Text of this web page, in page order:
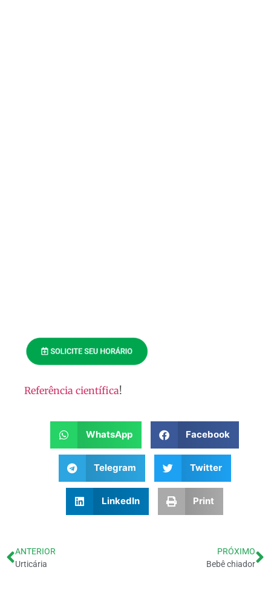
Referência científica!
WhatsApp Facebook
Telegram Twitter
LinkedIn Print
ANTERIOR
Urticária
PRÓXIMO
Bebê chiador